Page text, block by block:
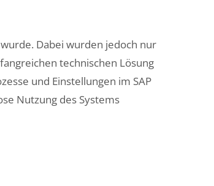
Dabei wurden jedoch nur
technischen Lösung
und Einstellungen im SAP
Nutzung des Systems